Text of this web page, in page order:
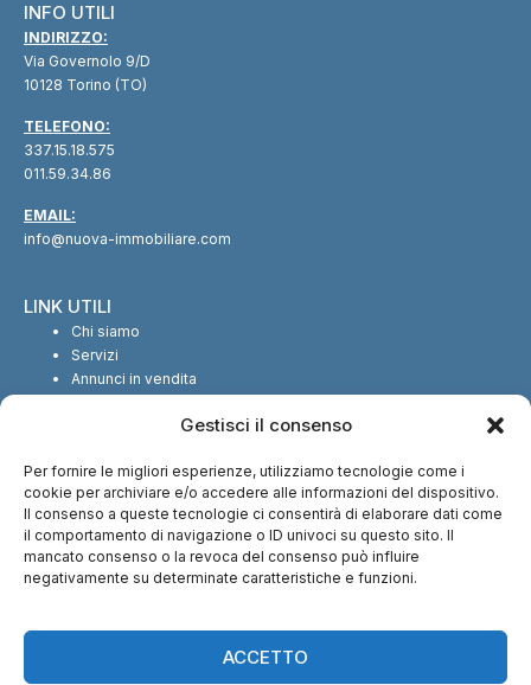
Gestisci il consenso
Per fornire le migliori esperienze, utilizziamo tecnologie come i
cookie per archiviare e/o accedere alle informazioni del dispositivo.
Il consenso a queste tecnologie ci consentirà di elaborare dati come
il comportamento di navigazione o ID univoci su questo sito. Il
mancato consenso o la revoca del consenso può influire
negativamente su determinate caratteristiche e funzioni.
ACCETTO
INFO UTILI
INDIRIZZO:
Via Governolo 9/D
10128 Torino (TO)
TELEFONO:
337.15.18.575
011.59.34.86
EMAIL:
info@nuova-immobiliare.com
LINK UTILI
Chi siamo
Servizi
Annunci in vendita
SEGUICI SUI SOCIAL
CI TROVI ANCHE SU: